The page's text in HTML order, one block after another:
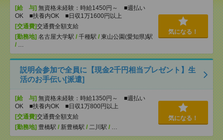
[給 与] 無資格未経験：時給1450円～ ■週払い
OK ■扶養内OK ■日収1万1600円以上
[交通費]交通費全額支給
[勤務地] 名古屋大学駅 / 千種駅 / 東山公園(愛知県)駅
/ …
気になる！
説明会参加で全員に【現金2千円相当プレゼント】生
活のお手伝い[派遣]
[給 与] 無資格未経験：時給1350円～ ■週払い
OK ■扶養内OK ■日収1万800円以上
[交通費]交通費全額支給
[勤務地] 豊橋駅 / 新豊橋駅 / 二川駅 / …
気になる！